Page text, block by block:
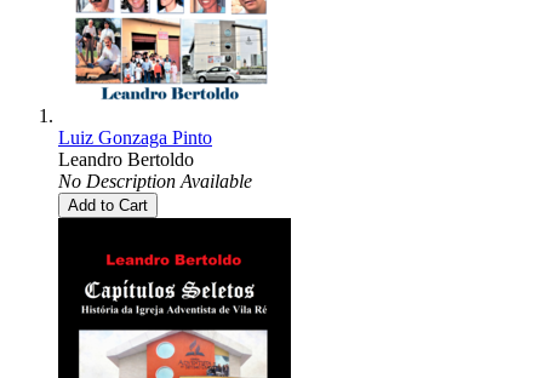
Luiz Gonzaga Pinto
Leandro Bertoldo
No Description Available
Add to Cart